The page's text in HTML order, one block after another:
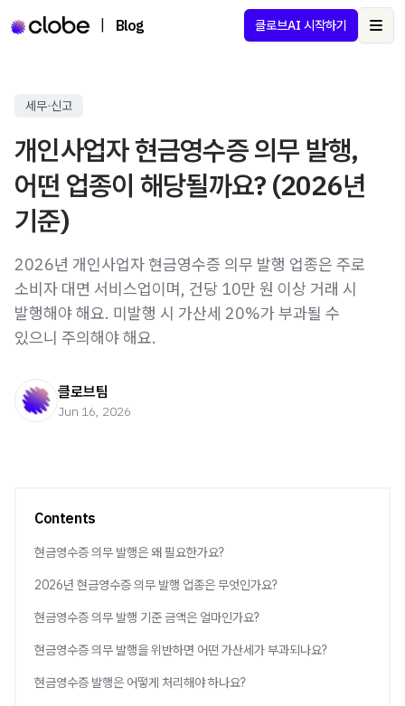
Blog 클로브AI 시작하기
세무·신고
개인사업자 현금영수증 의무 발행,
어떤 업종이 해당될까요? (2026년
기준)
2026년 개인사업자 현금영수증 의무 발행 업종은 주로
소비자 대면 서비스업이며, 건당 10만 원 이상 거래 시
발행해야 해요. 미발행 시 가산세 20%가 부과될 수
있으니 주의해야 해요.
클로브팀
Jun 16, 2026
Contents
현금영수증 의무 발행은 왜 필요한가요?
2026년 현금영수증 의무 발행 업종은 무엇인가요?
현금영수증 의무 발행 기준 금액은 얼마인가요?
현금영수증 의무 발행을 위반하면 어떤 가산세가 부과되나요?
현금영수증 발행은 어떻게 처리해야 하나요?